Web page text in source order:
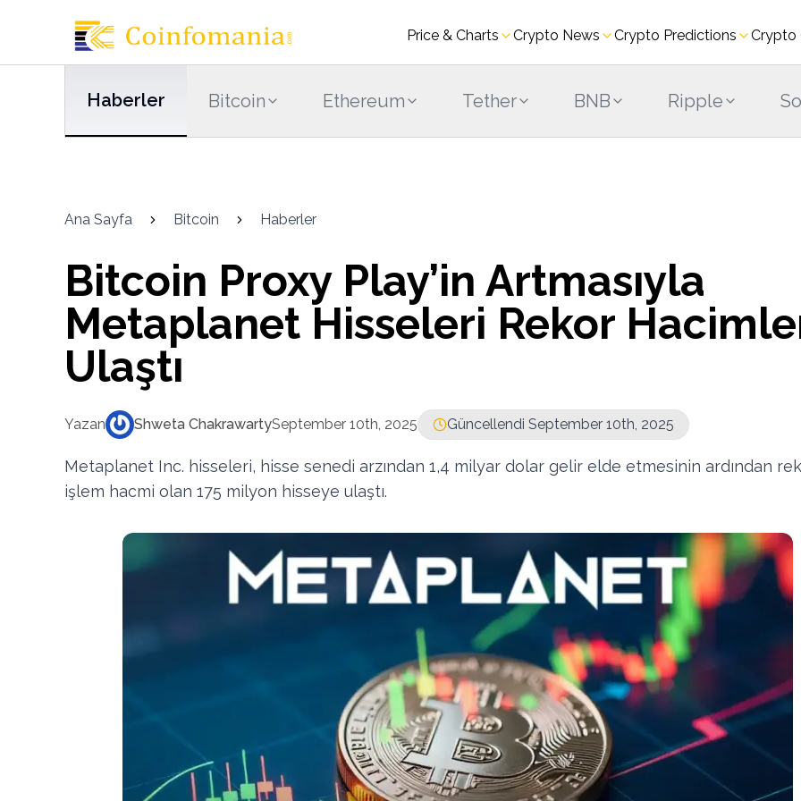
Price & Charts Crypto News Crypto Predictions Crypto
Haberler Bitcoin Ethereum Tether BNB Ripple
Ana Sayfa Bitcoin Haberler
Bitcoin Proxy Play’in Artmasıyla
Metaplanet Hisseleri Rekor
Ulaştı
Yazan Shweta ChakrawartySeptember 10th, 2025 Güncellendi September 10th, 2025
Metaplanet Inc. hisseleri, hisse senedi arzından 1,4 milyar dolar gelir elde etmesinin ardından
işlem hacmi olan 175 milyon hisseye ulaştı.